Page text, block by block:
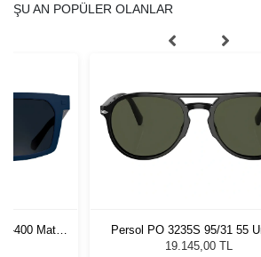
ŞU AN POPÜLER OLANLAR
400 Matte
Persol PO 3235S 95/31 55
Güneş Gözlüğü
19.145,00 TL